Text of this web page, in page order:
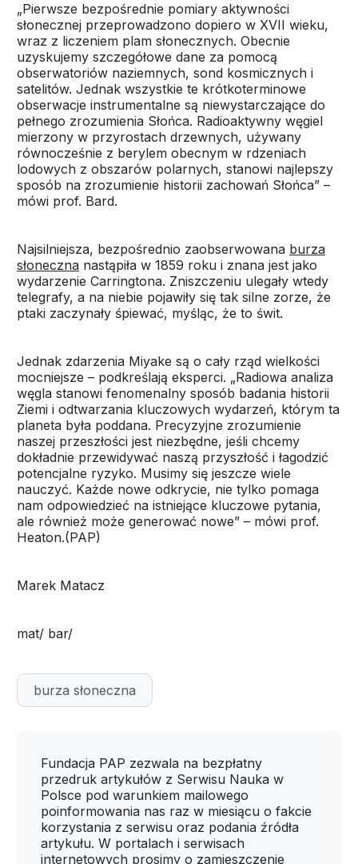
„Pierwsze bezpośrednie pomiary aktywności
słonecznej przeprowadzono dopiero w XVII wieku,
wraz z liczeniem plam słonecznych. Obecnie
uzyskujemy szczegółowe dane za pomocą
obserwatoriów naziemnych, sond kosmicznych i
satelitów. Jednak wszystkie te krótkoterminowe
obserwacje instrumentalne są niewystarczające do
pełnego zrozumienia Słońca. Radioaktywny węgiel
mierzony w przyrostach drzewnych, używany
równocześnie z berylem obecnym w rdzeniach
lodowych z obszarów polarnych, stanowi najlepszy
sposób na zrozumienie historii zachowań Słońca” –
mówi prof. Bard.
Najsilniejsza, bezpośrednio zaobserwowana burza
słoneczna nastąpiła w 1859 roku i znana jest jako
wydarzenie Carringtona. Zniszczeniu ulegały wtedy
telegrafy, a na niebie pojawiły się tak silne zorze, że
ptaki zaczynały śpiewać, myśląc, że to świt.
Jednak zdarzenia Miyake są o cały rząd wielkości
mocniejsze – podkreślają eksperci. „Radiowa analiza
węgla stanowi fenomenalny sposób badania historii
Ziemi i odtwarzania kluczowych wydarzeń, którym ta
planeta była poddana. Precyzyjne zrozumienie
naszej przeszłości jest niezbędne, jeśli chcemy
dokładnie przewidywać naszą przyszłość i łagodzić
potencjalne ryzyko. Musimy się jeszcze wiele
nauczyć. Każde nowe odkrycie, nie tylko pomaga
nam odpowiedzieć na istniejące kluczowe pytania,
ale również może generować nowe” – mówi prof.
Heaton.(PAP)
Marek Matacz
mat/ bar/
burza słoneczna
Fundacja PAP zezwala na bezpłatny
przedruk artykułów z Serwisu Nauka w
Polsce pod warunkiem mailowego
poinformowania nas raz w miesiącu o fakcie
korzystania z serwisu oraz podania źródła
artykułu. W portalach i serwisach
internetowych prosimy o zamieszczenie